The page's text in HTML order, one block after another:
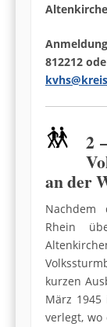
812212
2
an der
Nachdem
Rhein
kurzen
März
verlegt,